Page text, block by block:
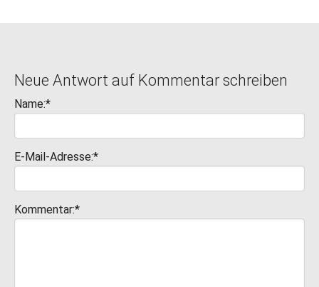
Neue Antwort auf Kommentar schreiben
Name:*
E-Mail-Adresse:*
Kommentar:*